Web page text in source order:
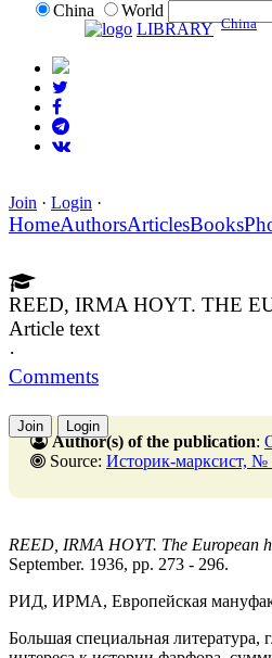
China
World
LIBRARY China
Join · Login ·
HomeAuthorsArticlesBooks
REED, IRMA HOYT. THE
Article text
·
Comments
Join Login
Author(s) of the publication:
Source: Историк-марксист, №
REED, IRMA HOYT. The European
September. 1936, pp. 273 - 296.
РИД, ИРМА, Европейская
Большая специальная литература,